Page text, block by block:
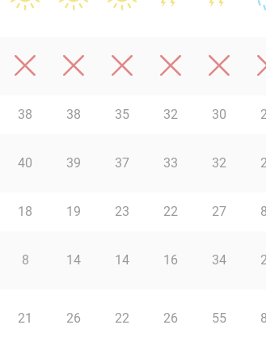
38 38 35 32 30 22
40 39 37 33 32 29
18 19 23 22 27 83
8 14 14 16 34 25
21 26 22 26 55 85